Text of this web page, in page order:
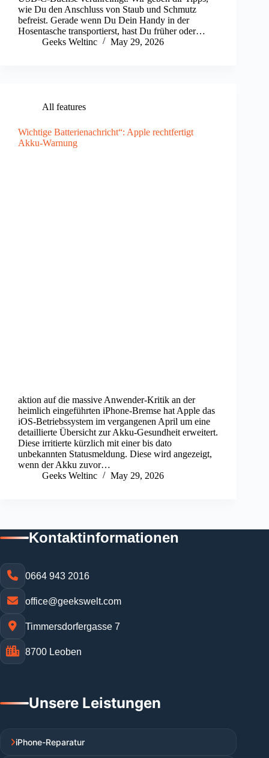
wie Du den Anschluss von Staub und Schmutz
befreist. Gerade wenn Du Dein Handy in der
Hosentasche transportierst, hast Du früher oder…
Geeks Weltinc
May 29, 2026
All features
Wichtige Batterienachricht“: Apple rechtfertigt
Akku-Warnung
aktion auf die massive Anwender-Kritik an der
heimlich eingeführten iPhone-Bremse hat Apple das
iOS-Betriebssystem im vergangenen April um eine
detaillierte Übersicht zur Akku-Gesundheit erweitert.
Diese irritierte kürzlich mit einer bis dato
unbekannten Statusmeldung. Diese wird angezeigt,
wenn der Akku zuvor…
Geeks Weltinc
May 29, 2026
Kontaktinformationen
0664 943 2016
office@geekswelt.com
Timmersdorfergasse 7
8700 Leoben
Unsere Leistungen
iPhone-Reparatur